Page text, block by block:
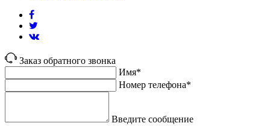
Заказ обратного звонка
Имя*
Номер телефона*
Введите сообщение